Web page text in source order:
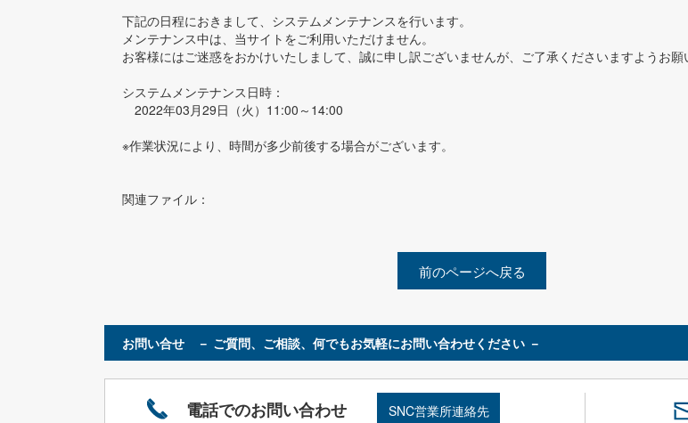
下記の日程におきまして、システムメンテナンスを行います。
メンテナンス中は、当サイトをご利用いただけません。
お客様にはご迷惑をおかけいたしまして、誠に申し訳ございませんが、ご了承くださいますようお願
システムメンテナンス日時：
2022年03月29日（火）11:00～14:00
※作業状況により、時間が多少前後する場合がございます。
関連ファイル：
前のページへ戻る
お問い合せ － ご質問、ご相談、何でもお気軽にお問い合わせください －
電話でのお問い合わせ SNC営業所連絡先